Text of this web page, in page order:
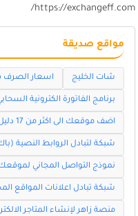
https://exchangeff.com/
مواقع صديقة
شات الخليج اسعار الصرف
برنامج الفاتورة الكترونية السحابي
اضف موقعك الى اكثر من 17 دليل مواقع عربي
شبكة لتبادل الروابط النصية
نموذج التواصل المجاني لموقعك
شبكة تبادل اعلانات المواقع
منصة زاهر لإنشاء المتاجر